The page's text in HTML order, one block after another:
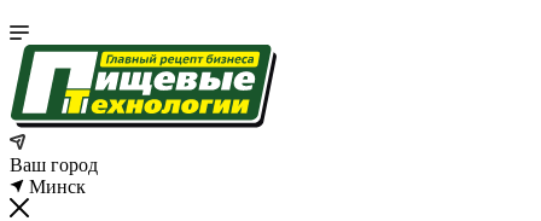
Ваш город
Минск